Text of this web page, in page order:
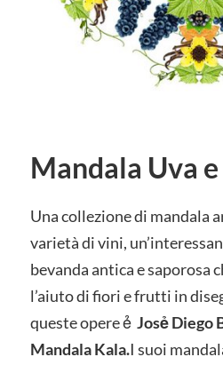
Mandala Uva
Una collezione di mandala
varietà di vini,
bevanda antica e saporosa
l’aiuto di fiori e frutti in
queste opere ẻ Josẻ Diego
Mandala Kala.I suoi